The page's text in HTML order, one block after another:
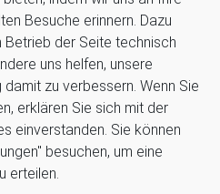
Besuche erinnern. Dazu
Betrieb der Seite technisch
uns helfen, unsere
zu verbessern. Wenn Sie
erklären Sie sich mit der
einverstanden. Sie können
besuchen, um eine
erteilen.